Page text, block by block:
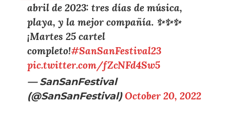
abril de 2023: tres días de música,
playa, y la mejor compañía. ✨✨✨
¡Martes 25 cartel
completo!#SanSanFestival23
pic.twitter.com/fZcNFd4Sw5
— SanSanFestival
(@SanSanFestival)October 20, 2022